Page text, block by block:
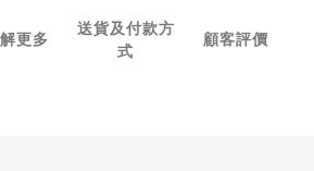
更多
送貨及付款方
式
顧客評價